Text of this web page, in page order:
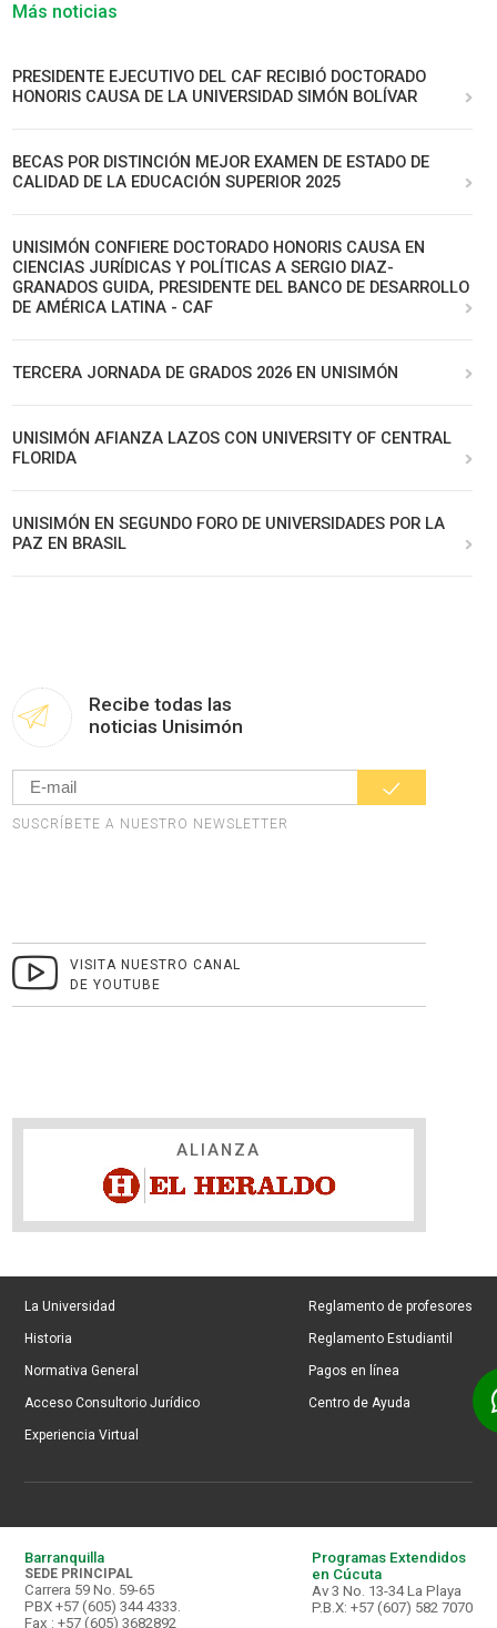
Más noticias
PRESIDENTE EJECUTIVO DEL CAF RECIBIÓ DOCTORADO
HONORIS CAUSA DE LA UNIVERSIDAD SIMÓN BOLÍVAR
BECAS POR DISTINCIÓN MEJOR EXAMEN DE ESTADO DE
CALIDAD DE LA EDUCACIÓN SUPERIOR 2025
UNISIMÓN CONFIERE DOCTORADO HONORIS CAUSA EN
CIENCIAS JURÍDICAS Y POLÍTICAS A SERGIO DIAZ-
GRANADOS GUIDA, PRESIDENTE DEL BANCO DE DESARROLLO
DE AMÉRICA LATINA - CAF
TERCERA JORNADA DE GRADOS 2026 EN UNISIMÓN
UNISIMÓN AFIANZA LAZOS CON UNIVERSITY OF CENTRAL
FLORIDA
UNISIMÓN EN SEGUNDO FORO DE UNIVERSIDADES POR LA
PAZ EN BRASIL
Recibe todas las
noticias Unisimón
SUSCRÍBETE A NUESTRO NEWSLETTER
VISITA NUESTRO CANAL
DE YOUTUBE
ALIANZA
La Universidad
Historia
Normativa General
Acceso Consultorio Jurídico
Experiencia Virtual
Reglamento de profesores
Reglamento Estudiantil
Pagos en línea
Centro de Ayuda
Barranquilla
SEDE PRINCIPAL
Carrera 59 No. 59-65
PBX +57 (605) 344 4333.
Fax : +57 (605) 3682892
Programas Extendidos
en Cúcuta
Av 3 No. 13-34 La Playa
P.B.X: +57 (607) 582 7070